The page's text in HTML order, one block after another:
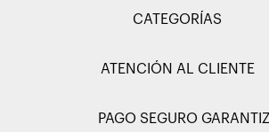
CATEGORÍAS
ATENCIÓN AL CLIENTE
PAGO SEGURO